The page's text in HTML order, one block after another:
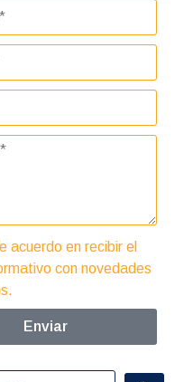
acuerdo en recibir el
con novedades
Enviar